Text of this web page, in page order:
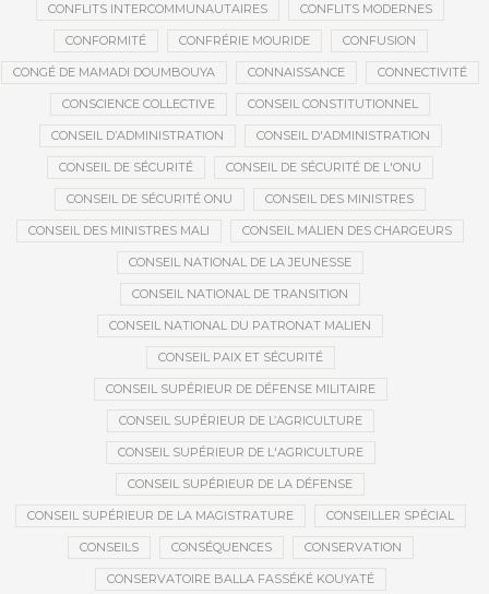
CONFLITS INTERCOMMUNAUTAIRES CONFLITS MODERNES
CONFORMITÉ CONFRÉRIE MOURIDE CONFUSION
CONGÉ DE MAMADI DOUMBOUYA CONNAISSANCE CONNECTIVITÉ
CONSCIENCE COLLECTIVE CONSEIL CONSTITUTIONNEL
CONSEIL D’ADMINISTRATION CONSEIL D'ADMINISTRATION
CONSEIL DE SÉCURITÉ CONSEIL DE SÉCURITÉ DE L'ONU
CONSEIL DE SÉCURITÉ ONU CONSEIL DES MINISTRES
CONSEIL DES MINISTRES MALI CONSEIL MALIEN DES CHARGEURS
CONSEIL NATIONAL DE LA JEUNESSE
CONSEIL NATIONAL DE TRANSITION
CONSEIL NATIONAL DU PATRONAT MALIEN
CONSEIL PAIX ET SÉCURITÉ
CONSEIL SUPÉRIEUR DE DÉFENSE MILITAIRE
CONSEIL SUPÉRIEUR DE L’AGRICULTURE
CONSEIL SUPÉRIEUR DE L'AGRICULTURE
CONSEIL SUPÉRIEUR DE LA DÉFENSE
CONSEIL SUPÉRIEUR DE LA MAGISTRATURE CONSEILLER SPÉCIAL
CONSEILS CONSÉQUENCES CONSERVATION
CONSERVATOIRE BALLA FASSÉKÉ KOUYATÉ